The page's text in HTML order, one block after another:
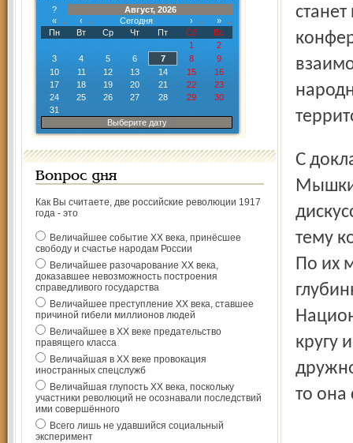
?
Август, 2026
«
‹ Сегодня ›
»
Пн
Вт Ср Чт Пт Сб
Вс
1
2
3
4 5 6 7 8
9
10
11 12 13 14 15
16
17
18 19 20 21 22
23
24
25 26 27 28 29
30
31
Выберите дату
Вопрос дня
Как Вы считаете, две российские революции 1917
года - это
Величайшее событие ХХ века, принёсшее
свободу и счастье народам России
Величайшее разочарование ХХ века,
доказавшее невозможность построения
справедливого государства
Величайшее преступление ХХ века, ставшее
причиной гибели миллионов людей
Величайшее в ХХ веке предательство
правящего класса
Величайшая в ХХ веке провокация
иностранных спецслужб
Величайшая глупость ХХ века, поскольку
участники революций не осознавали последствий
ими совершённого
Всего лишь не удавшийся социальный
эксперимент
С докладами выступят историки и краеведы из Ярославля,
тему
По их
кругу
то она